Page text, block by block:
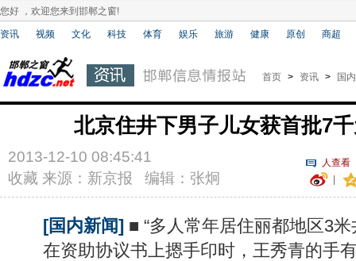
您好 ，欢迎您来到邯郸之窗!
资讯 视频 文化 科技 体育 娱乐 旅游 健康 原创 商超
首页 > 资讯 > 国内
北京住井下男子儿女获首批7
人查看
2013-12-10 08:45:41
收藏 来源：新京报 编辑：张炯
[国内新闻] ■ “多人常年居住丽都地区3米
在资助协议书上摁手印时，王秀青的手